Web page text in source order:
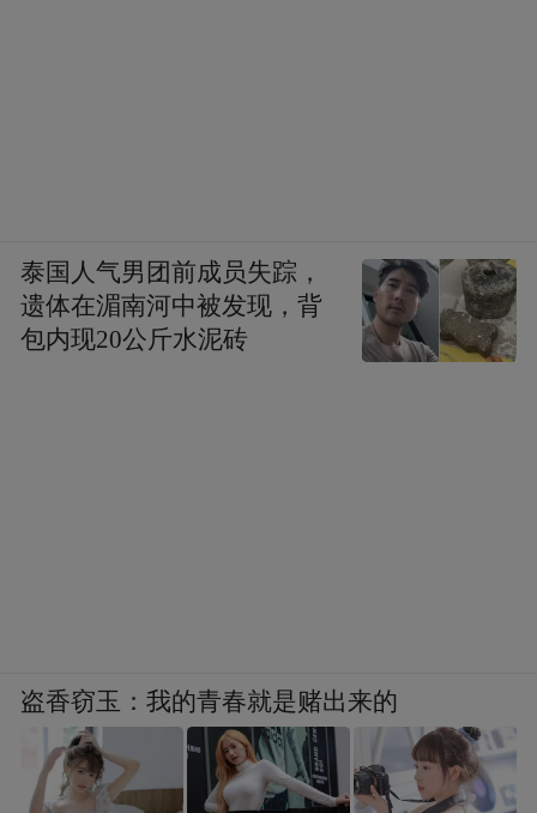
泰国人气男团前成员失踪，
遗体在湄南河中被发现，背
包内现20公斤水泥砖
盗香窃玉：我的青春就是赌出来的